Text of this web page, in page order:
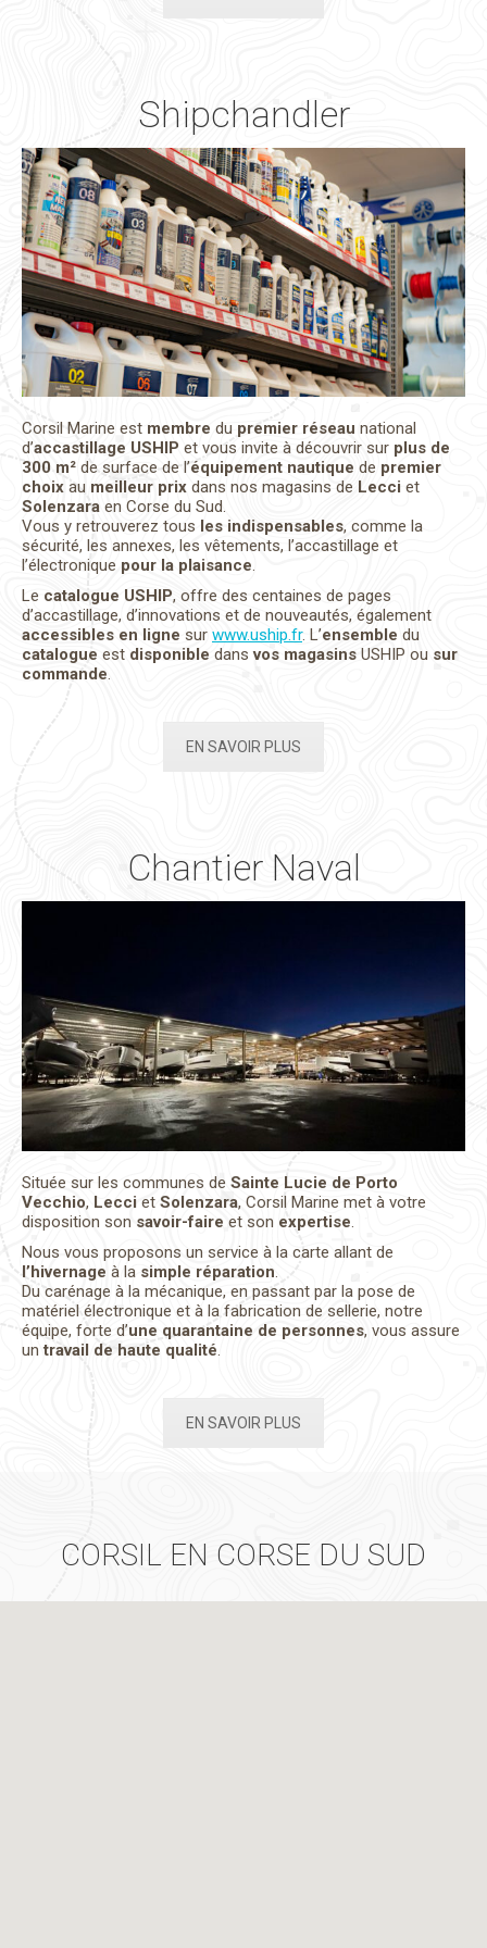
Shipchandler
Corsil Marine est membre du premier réseau national
d’accastillage USHIP et vous invite à découvrir sur plus de
300 m² de surface de l’équipement nautique de premier
choix au meilleur prix dans nos magasins de Lecci et
Solenzara en Corse du Sud.
Vous y retrouverez tous les indispensables, comme la
sécurité, les annexes, les vêtements, l’accastillage et
l’électronique pour la plaisance.
Le catalogue USHIP, offre des centaines de pages
d’accastillage, d’innovations et de nouveautés, également
accessibles en ligne sur www.uship.fr. L’ensemble du
catalogue est disponible dansvos magasins USHIP ou sur
commande.
EN SAVOIR PLUS
Chantier Naval
Située sur les communes de Sainte Lucie de Porto
Vecchio, Lecci et Solenzara, Corsil Marine met à votre
disposition son savoir-faire et son expertise.
Nous vous proposons un service à la carte allant de
l’hivernage à la simple réparation.
Du carénage à la mécanique, en passant par la pose de
matériel électronique et à la fabrication de sellerie, notre
équipe, forte d’une quarantaine de personnes, vous assure
untravail de haute qualité.
EN SAVOIR PLUS
CORSIL EN CORSE DU SUD